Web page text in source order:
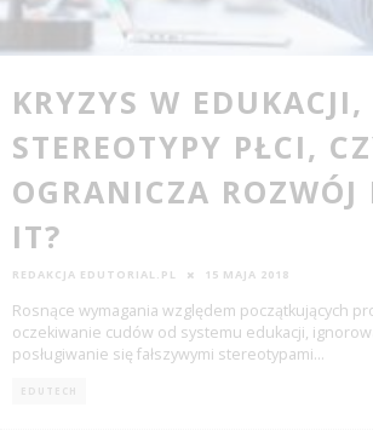
KRYZYS W EDUKACJI,
STEREOTYPY PŁCI,
OGRANICZA ROZWÓJ
IT?
REDAKCJA EDUTORIAL.PL 15 MAJA 2018
Rosnące wymagania względem początkujących
oczekiwanie cudów od systemu edukacji,
posługiwanie się fałszywymi stereotypami...
EDUTECH